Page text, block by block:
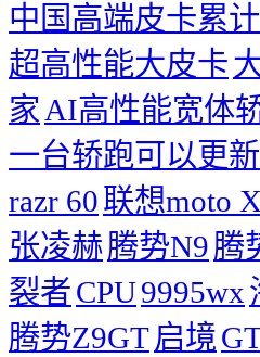
中国高端皮卡累
超高性能大皮卡
家 AI高性能宽体
一台轿跑可以更
razr 60联想moto
张凌赫腾势N9腾
裂者CPU9995wx
腾势Z9GT启境